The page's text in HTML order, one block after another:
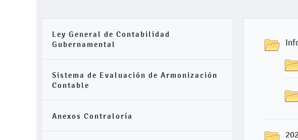
Ley General de Contabilidad
Gubernamental
Sistema de Evaluación de Armonización
Contable
Anexos Contraloría